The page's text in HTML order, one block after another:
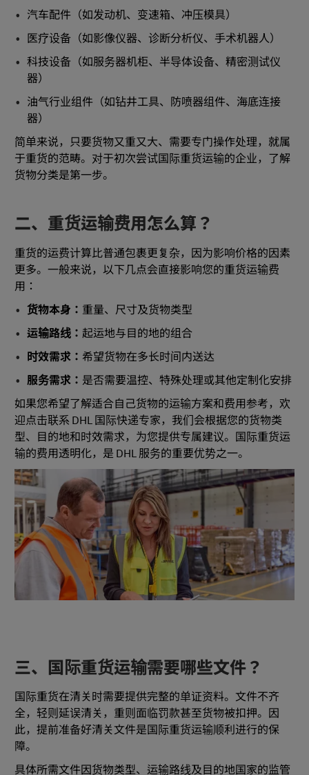
汽车配件（如发动机、变速箱、冲压模具）
医疗设备（如影像仪器、诊断分析仪、手术机器人）
科技设备（如服务器机柜、半导体设备、精密测试仪
器）
油气行业组件（如钻井工具、防喷器组件、海底连接
器）
简单来说，只要货物又重又大、需要专门操作处理，就属
于重货的范畴。对于初次尝试国际重货运输的企业，了解
货物分类是第一步。
二、重货运输费用怎么算？
重货的运费计算比普通包裹更复杂，因为影响价格的因素
更多。一般来说，以下几点会直接影响您的重货运输费
用：
货物本身： 重量、尺寸及货物类型
运输路线： 起运地与目的地的组合
时效需求： 希望货物在多长时间内送达
服务需求： 是否需要温控、特殊处理或其他定制化安排
如果您希望了解适合自己货物的运输方案和费用参考，欢
迎点击联系 DHL 国际快递专家，我们会根据您的货物类
型、目的地和时效需求，为您提供专属建议。国际重货运
输的费用透明化，是 DHL 服务的重要优势之一。
三、国际重货运输需要哪些文件？
国际重货在清关时需要提供完整的单证资料。文件不齐
全，轻则延误清关，重则面临罚款甚至货物被扣押。因
此，提前准备好清关文件是国际重货运输顺利进行的保
障。
具体所需文件因货物类型、运输路线及目的地国家的监管